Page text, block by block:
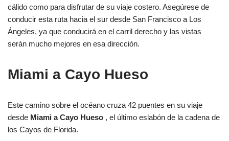
cálido como para disfrutar de su viaje costero. Asegúrese de
conducir esta ruta hacia el sur desde San Francisco a Los
Ángeles, ya que conducirá en el carril derecho y las vistas
serán mucho mejores en esa dirección.
Miami a Cayo Hueso
Este camino sobre el océano cruza 42 puentes en su viaje
desde Miami a Cayo Hueso , el último eslabón de la cadena de
los Cayos de Florida.